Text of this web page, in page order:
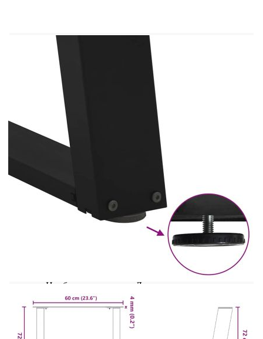
Цвят: Черен
Материал: Прахово боядисана стомана
Общи размери: 60 x (72-73) см (Ш x В)
Размери на скобата: 600 x 80 x 4 мм (Д x Ш
Размери на тръбата (1): 80 x 20 x 1,5 мм (Д
x Ш x В)
Размери на тръбата (2): 80 x 40 x 1 мм (Д x
Наклонена на 80 градуса
U-образна
С регулируеми пластмасови нивелири
Препоръчителна употреба: трапезарна
Необходим монтаж: Да
Доставката съдържа:
2 x Крак за трапезарна маса